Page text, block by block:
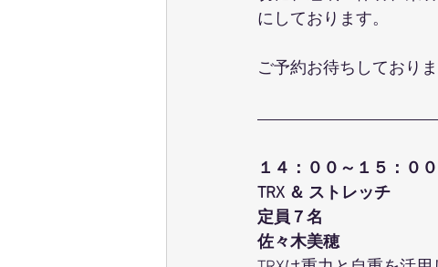
にしております。
ご予約お待ちしておりま
１４：００～１５：００
TRX ＆ ストレッチ
定員７名
佐々木美穂